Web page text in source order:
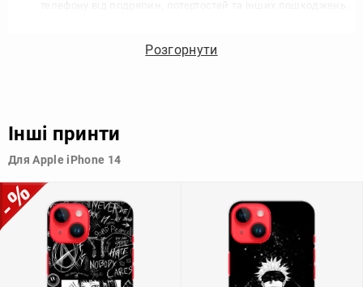
бортами для Apple iPhone 14 допомагає зберегти цінність
дозволяє підібрати той, що найбільше відповідає вашому
допомагає захистити ваш пристрій, зберегти його цінність і
додати зручності в користуванні.
Розгорнути
Інші принти
Для Apple iPhone 14